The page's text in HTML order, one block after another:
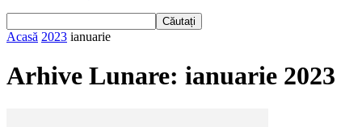
Acasă 2023 ianuarie
Arhive Lunare: ianuarie 2023